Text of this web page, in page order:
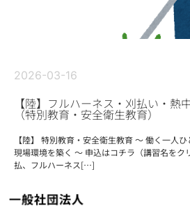
2026-03-16
【陸】フルハーネス・刈払い・熱
（特別教育・安全衛生教育）
【陸】 特別教育・安全衛生教育 ～ 働く一人
現場環境を築く ～ 申込はコチラ（講習名を
払、フルハーネス[…]